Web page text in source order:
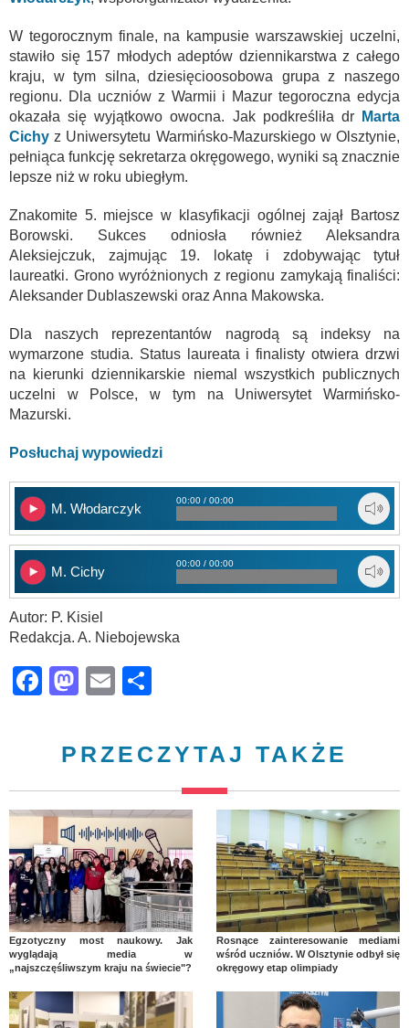
W tegorocznym finale, na kampusie warszawskiej uczelni,
stawiło się 157 młodych adeptów dziennikarstwa z całego
kraju, w tym silna, dziesięcioosobowa grupa z naszego
regionu. Dla uczniów z Warmii i Mazur tegoroczna edycja
okazała się wyjątkowo owocna. Jak podkreśliła dr
Marta
Cichy z Uniwersytetu Warmińsko-Mazurskiego w Olsztynie,
pełniąca funkcję sekretarza okręgowego, wyniki są znacznie
lepsze niż w roku ubiegłym.
Znakomite 5. miejsce w klasyfikacji ogólnej zajął Bartosz
Borowski. Sukces odniosła również Aleksandra
Aleksiejczuk, zajmując 19. lokatę i zdobywając tytuł
laureatki. Grono wyróżnionych z regionu zamykają finaliści:
Aleksander Dublaszewski oraz Anna Makowska.
Dla naszych reprezentantów nagrodą są indeksy na
wymarzone studia. Status laureata i finalisty otwiera drzwi
na kierunki dziennikarskie niemal wszystkich publicznych
uczelni w Polsce, w tym na Uniwersytet Warmińsko-
Mazurski.
Posłuchaj wypowiedzi
M. Włodarczyk
00:00 / 00:00
M. Cichy
00:00 / 00:00
Autor: P. Kisiel
Redakcja. A. Niebojewska
Facebook
Mastodon
Email
PRZECZYTAJ TAKŻE
Egzotyczny most naukowy. Jak
wyglądają media w
„najszczęśliwszym kraju na świecie"?
Rosnące zainteresowanie mediami
wśród uczniów. W Olsztynie odbył się
okręgowy etap olimpiady